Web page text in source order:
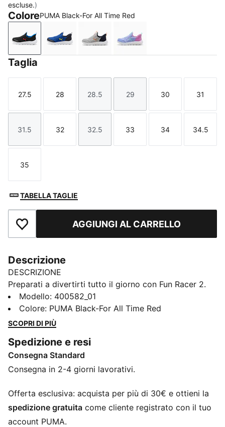
escluse.)
ColorePUMA Black-For All Time Red
PUMA Black-For All Time Red
Vivid Blue-Lemon Sherbert
Gray Echo-Vermillion-PUMA Navy
Intense Lavender-Mint
Taglia
Taglia
27.5
Taglia
28
Taglia
28.5
Taglia
29
Taglia
30
Taglia
31
Taglia
31.5
Taglia
32
Taglia
32.5
Taglia
33
Taglia
34
Taglia
34.5
Taglia
35
TABELLA TAGLIE
Aggiungi ai PreferitiAGGIUNGI AL CARRELLO
Descrizione
DESCRIZIONE
Preparati a divertirti tutto il giorno con Fun Racer 2.
Dotate di una comoda tomaia elasticizzata, di un
design slip-on per indossarle e toglierle facilmente e
di un grande logo PUMA Cat, queste sneakers sono
assicura un'andatura ammortizzata, rendendo ogni
passo leggero e senza sforzo.
CARATTERISTICHE + VANTAGGI
tecnologia SLIPTECH™ consente di indossare queste
scarpe senza usare le mani
DETTAGLI
Modello: 400582_01
Colore: PUMA Black-For All Time Red
SCOPRI DI PIÙ
Spedizione e resi
Consegna Standard
Consegna in 2-4 giorni lavorativi.
Offerta esclusiva: acquista per più di 30€ e ottieni la
spedizione gratuita come cliente registrato con il tuo
account PUMA.